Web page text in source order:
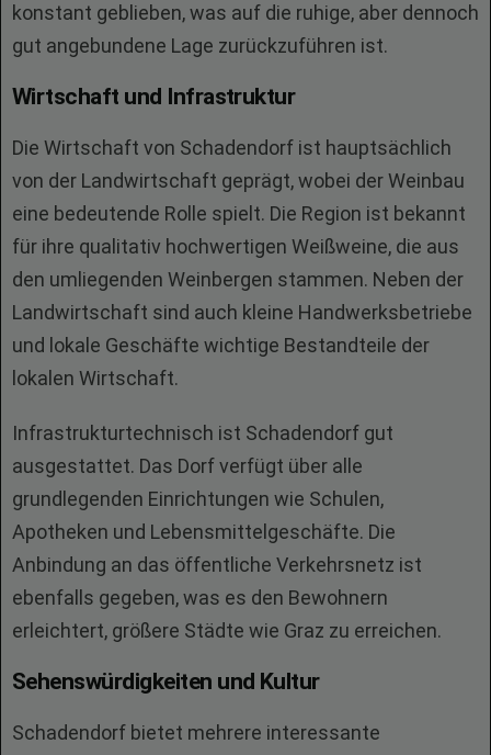
konstant geblieben, was auf die ruhige, aber dennoch
gut angebundene Lage zurückzuführen ist.
Wirtschaft und Infrastruktur
Die Wirtschaft von Schadendorf ist hauptsächlich
von der Landwirtschaft geprägt, wobei der Weinbau
eine bedeutende Rolle spielt. Die Region ist bekannt
für ihre qualitativ hochwertigen Weißweine, die aus
den umliegenden Weinbergen stammen. Neben der
Landwirtschaft sind auch kleine Handwerksbetriebe
und lokale Geschäfte wichtige Bestandteile der
lokalen Wirtschaft.
Infrastrukturtechnisch ist Schadendorf gut
ausgestattet. Das Dorf verfügt über alle
grundlegenden Einrichtungen wie Schulen,
Apotheken und Lebensmittelgeschäfte. Die
Anbindung an das öffentliche Verkehrsnetz ist
ebenfalls gegeben, was es den Bewohnern
erleichtert, größere Städte wie Graz zu erreichen.
Sehenswürdigkeiten und Kultur
Schadendorf bietet mehrere interessante